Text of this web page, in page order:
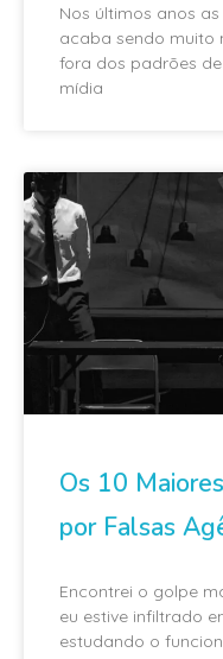
Nos últimos anos
acaba sendo muito
fora dos padrões
mídia
Os 10
por Falsas
Encontrei o golpe
eu estive infiltrado
estudando o